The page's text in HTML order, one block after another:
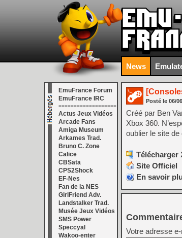
News
EmuFrance Forum
EmuFrance IRC
===================
Actus Jeux Vidéos
Arcade Fans
Amiga Museum
Arkames Trad.
Bruno C. Zone
Calice
CBSata
CPS2Shock
EF-Nes
Fan de la NES
GirlFriend Adv.
Landstalker Trad.
Musée Jeux Vidéos
SMS Power
Speccyal
Wakoo-enter
Posté le 06/
Créé par Ben
Xbox 360.
oublier le site
Télécharger
Site Officiel
En savoir
Votre adresse